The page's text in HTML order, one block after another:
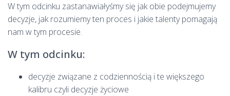
W tym odcinku zastanawiałyśmy się jak obie podejmujemy
decyzje, jak rozumiemy ten proces i jakie talenty pomagają
nam w tym procesie.
W tym odcinku:
decyzje związane z codziennością i te większego
kalibru czyli decyzje życiowe